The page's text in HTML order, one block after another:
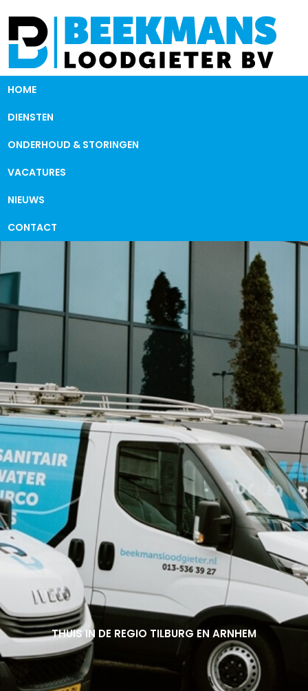
HOME
DIENSTEN
ONDERHOUD & STORINGEN
VACATURES
NIEUWS
CONTACT
THUIS IN DE REGIO TILBURG EN ARNHEM
THUIS IN DE REGIO TILBURG EN ARNHEM
THUIS IN DE REGIO TILBURG EN ARNHEM